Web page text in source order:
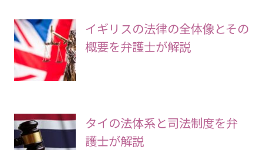
イギリスの法律の全体像とその
概要を弁護士が解説
タイの法体系と司法制度を弁
護士が解説